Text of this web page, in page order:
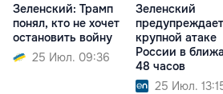
Зеленский: Трамп
понял, кто не хочет
остановить войну
25 Июл. 09:36
Зеленский
крупной атаке
России в
48 часов
25 Июл.